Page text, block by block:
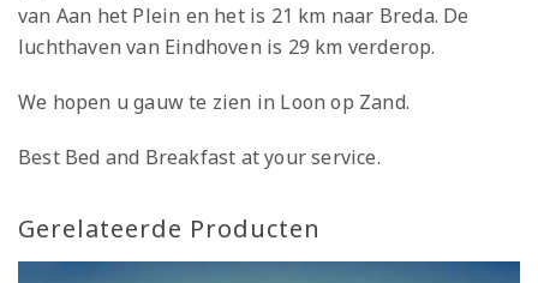
van Aan het Plein en het is 21 km naar Breda. De
luchthaven van Eindhoven is 29 km verderop.
We hopen u gauw te zien in Loon op Zand.
Best Bed and Breakfast at your service.
Gerelateerde Producten